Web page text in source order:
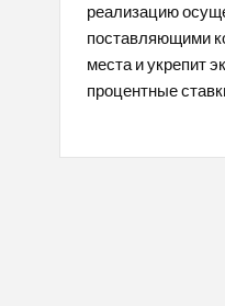
реализацию
поставляющими
места и укрепит
процентные